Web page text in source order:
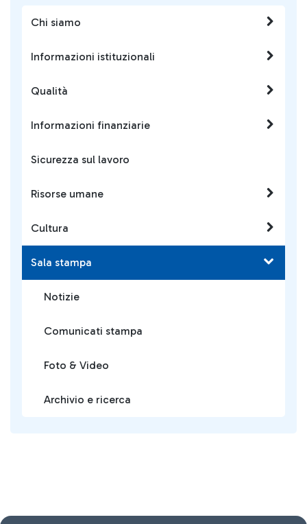
Chi siamo
Informazioni istituzionali
Qualità
Informazioni finanziarie
Sicurezza sul lavoro
Risorse umane
Cultura
Sala stampa
Notizie
Comunicati stampa
Foto & Video
Archivio e ricerca